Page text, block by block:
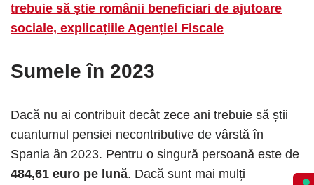
trebuie să știe românii beneficiari de ajutoare
sociale, explicațiile Agenției Fiscale
Sumele în 2023
Dacă nu ai contribuit decât zece ani trebuie să știi
cuantumul pensiei necontributive de vârstă în
Spania ân 2023. Pentru o singură persoană este de
484,61 euro pe lună. Dacă sunt mai mulți